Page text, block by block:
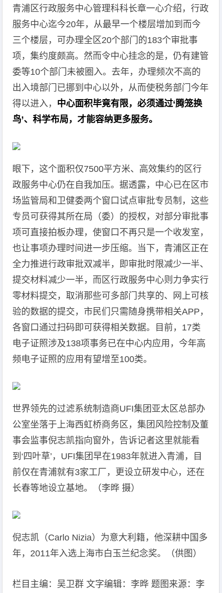
青浦区行政服务中心管理科科长章一心介绍，行政
服务中心迄今20年，从最早一个楼层增加到而今
三个楼层，可办理全区20个部门的183个审批事
项，集约度颇高。然而令中心挂念的是，仍有建管
委等10个部门未被圈入。去年，办理频次不高的
出入境部门已挪到中心以外，从而使税务部门今年
得以进入， 中心面积毕竟有限，必须通过‘腾笼换
鸟’、科学布局，才能容纳更多服务。
眼下，这个面积仅7500平方米、高效集约的区行
政服务中心仍在自我加压。据透露，中心已在区市
场监管局和卫健委两个窗口试点审批专员制，这些
专员可获得其所在局（委）的授权，对部分审批事
项可直接拍板办理，使窗口不再只是一个收发室，
也让事项办理时间进一步压缩。当下，青浦区正在
全力推进行政审批双减半，即审批时限减少一半、
提交材料减少一半，而区行政服务中心则力争实行
零材料提交，取消那些可多部门共享的、网上可核
验的数据的提交，市民们只需随身携带相关APP，
各窗口通过扫码即可获得相关数据。目前，17类
电子证照涉及138项事务已在中心内应用，今年高
频电子证照的应用有望增至100类。
世界领先的过滤系统制造商UFI集团亚太区总部办
公室坐落于上海西虹桥商务区，集团风险控制及董
事会监事倪志凯指向窗外，告诉记者这里就能看
到‘四叶草’，UFI集团早在1983年就进入青浦，目
前仅在青浦就有3家工厂，更设立研发中心，还在
长春等地设立基地。（李晔 摄）
倪志凯（Carlo Nizia）为意大利籍，他深耕中国多
年，2011年入选上海市白玉兰纪念奖。（供图）
栏目主编：吴卫群 文字编辑：李晔 题图来源：李